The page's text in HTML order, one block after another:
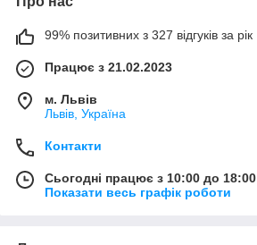
99% позитивних з 327 відгуків за рік
Працює з 21.02.2023
м. Львів
Львів, Україна
Контакти
Сьогодні працює з 10:00 до 18:00
Показати весь графік роботи